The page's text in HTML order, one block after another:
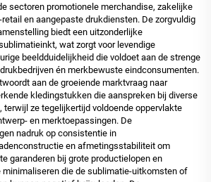
sectoren promotionele merchandise, zakelijke
en aangepaste drukdiensten. De zorgvuldig
biedt een uitzonderlijke
wat zorgt voor levendige
beeldduidelijkheid die voldoet aan de strenge
én merkbewuste eindconsumenten.
aan de groeiende marktvraag naar
kledingstukken die aanspreken bij diverse
terwijl ze tegelijkertijd voldoende oppervlakte
en merktoepassingen. De
nadruk op consistentie in
en afmetingsstabiliteit om
garanderen bij grote productielopen en
die de sublimatie-uitkomsten of